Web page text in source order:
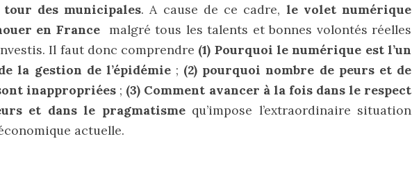
des municipales. A cause de ce cadre, le volet numérique
en Francemalgré tous les talents et bonnes volontés réelles
Il faut donc comprendre (1) Pourquoi le numérique est l’un
la gestion de l’épidémie ; (2) pourquoi nombre de peurs et de
inappropriées ; (3) Comment avancer à la fois dans le respect
et dans le pragmatisme qu’impose l’extraordinaire situation
actuelle.